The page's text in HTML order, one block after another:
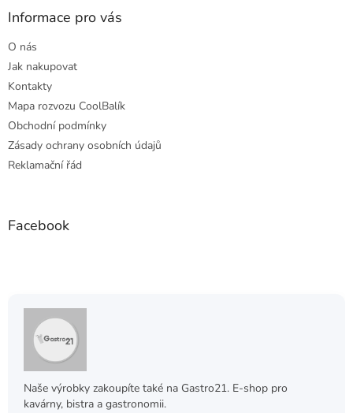
Informace pro vás
O nás
Jak nakupovat
Kontakty
Mapa rozvozu CoolBalík
Obchodní podmínky
Zásady ochrany osobních údajů
Reklamační řád
Facebook
Naše výrobky zakoupíte také na Gastro21. E-shop pro
kavárny, bistra a gastronomii.